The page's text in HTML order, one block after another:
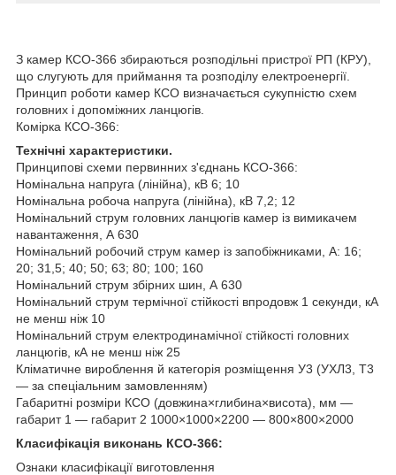
З камер КСО-366 збираються розподільні пристрої РП (КРУ),
що слугують для приймання та розподілу електроенергії.
Принцип роботи камер КСО визначається сукупністю схем
головних і допоміжних ланцюгів.
Комірка КСО-366:
Технічні характеристики.
Принципові схеми первинних з'єднань КСО-366:
Номінальна напруга (лінійна), кВ 6; 10
Номінальна робоча напруга (лінійна), кВ 7,2; 12
Номінальний струм головних ланцюгів камер із вимикачем
навантаження, А 630
Номінальний робочий струм камер із запобіжниками, А: 16;
20; 31,5; 40; 50; 63; 80; 100; 160
Номінальний струм збірних шин, А 630
Номінальний струм термічної стійкості впродовж 1 секунди, кА
не менш ніж 10
Номінальний струм електродинамічної стійкості головних
ланцюгів, кА не менш ніж 25
Кліматичне вироблення й категорія розміщення У3 (УХЛ3, Т3
— за спеціальним замовленням)
Габаритні розміри КСО (довжина×глибина×висота), мм —
габарит 1 — габарит 2 1000×1000×2200 — 800×800×2000
Класифікація виконань КСО-366:
Ознаки класифікації виготовлення